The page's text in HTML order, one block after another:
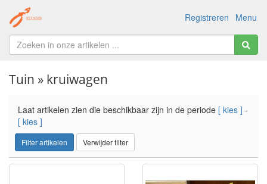
Menu
Registreren
Tuin » kruiwagen
Laat artikelen zien die beschikbaar zijn in de periode [ kies ] -
[ kies ]
Filter artikelen Verwijder filter